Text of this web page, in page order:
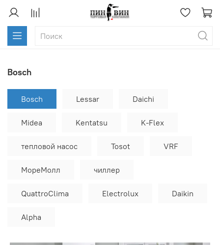
Bosch
Bosch Lessar Daichi
Midea Kentatsu K-Flex
тепловой насос Tosot VRF
МореМолл чиллер
QuattroClima Electrolux Daikin
Alpha